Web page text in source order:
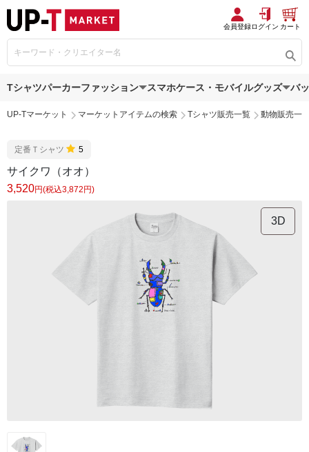
会員登録ログイン カート
Tシャツパーカーファッション スマホケース・モバイルグッズ バ
UP-Tマーケット マーケットアイテムの検索 Tシャツ販売一覧 動物販売一
定番Ｔシャツ 5
サイクワ（オオ）
3,520円(税込3,872円)
3D